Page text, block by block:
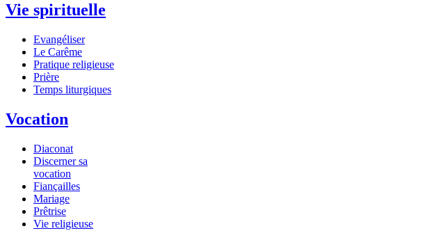
Vie spirituelle
Evangéliser
Le Carême
Pratique religieuse
Prière
Temps liturgiques
Vocation
Diaconat
Discerner sa
vocation
Fiançailles
Mariage
Prêtrise
Vie religieuse